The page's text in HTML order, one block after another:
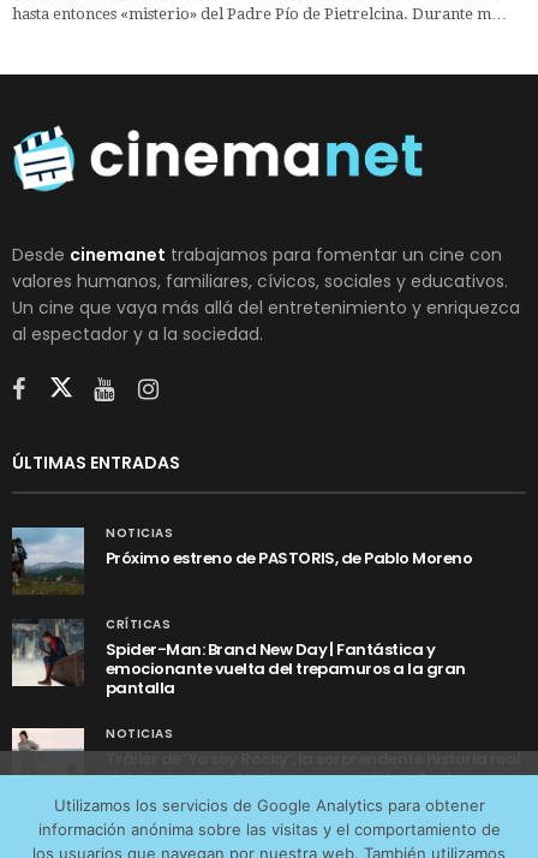
hasta entonces «misterio» del Padre Pío de Pietrelcina. Durante m…
Desde cinemanet trabajamos para fomentar un cine con
valores humanos, familiares, cívicos, sociales y educativos.
Un cine que vaya más allá del entretenimiento y enriquezca
al espectador y a la sociedad.
ÚLTIMAS ENTRADAS
NOTICIAS
Próximo estreno de PASTORIS, de Pablo Moreno
CRÍTICAS
Spider-Man: Brand New Day | Fantástica y
emocionante vuelta del trepamuros a la gran
pantalla
NOTICIAS
Tráiler de ‘Yo soy Rocky’, la sorprendente historia real
detrás de cómo Stallone se convirtió en Rocky
Utilizamos los servicios de Google Analytics para obtener
información anónima sobre las visitas y el comportamiento de
los usuarios que navegan por nuestra web. También utilizamos
tráfico web que recibimos y conocer los servicios que
más os interesan. Puede cambiar las preferencias y